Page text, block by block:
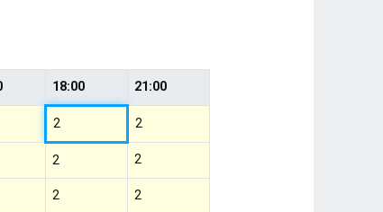
18:00 21:00
2 2
2 2
2 2